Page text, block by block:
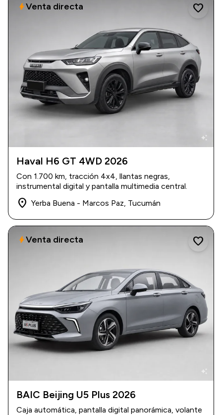
auto_awesome
2026 |1.700 km
USD 44.000
Haval H6 GT 4WD 2026
Con 1.700 km, tracción 4x4, llantas negras,
instrumental digital y pantalla multimedia central.
place Yerba Buena - Marcos Paz, Tucumán
favorite
boltVenta directa
auto_awesome
2026 0 km
BAIC Beijing U5 Plus 2026
Caja automática, pantalla digital panorámica, volante
favorite
boltVenta directa